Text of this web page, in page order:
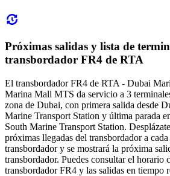
Próximas salidas y lista de
transbordador FR4 de RTA
El transbordador FR4 de RTA - Dubai
Marina Mall MTS da servicio a 3
zona de Dubai, con primera salida desde
Marine Transport Station y última parada
South Marine Transport Station.
próximas llegadas del transbordador a
transbordador y se mostrará la próxima
transbordador. Puedes consultar el horario
transbordador FR4 y las salidas en tiempo